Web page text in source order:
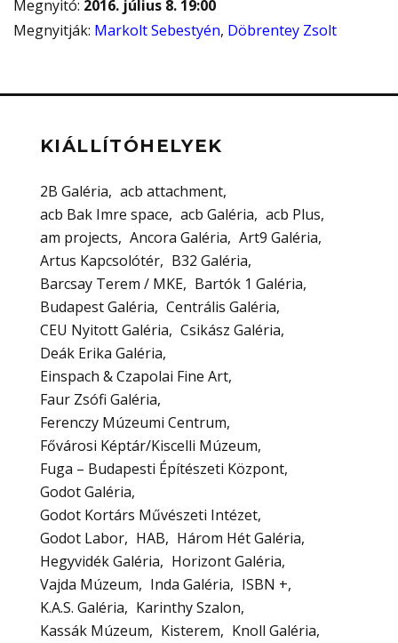
Megnyitó: 2016. július 8. 19:00
Megnyitják: Markolt Sebestyén, Döbrentey Zsolt
KIÁLLÍTÓHELYEK
2B Galéria
acb attachment
acb Bak Imre space
acb Galéria
acb Plus
am projects
Ancora Galéria
Art9 Galéria
Artus Kapcsolótér
B32 Galéria
Barcsay Terem / MKE
Bartók 1 Galéria
Budapest Galéria
Centrális Galéria
CEU Nyitott Galéria
Csikász Galéria
Deák Erika Galéria
Einspach & Czapolai Fine Art
Faur Zsófi Galéria
Ferenczy Múzeumi Centrum
Fővárosi Képtár/Kiscelli Múzeum
Fuga – Budapesti Építészeti Központ
Godot Galéria
Godot Kortárs Művészeti Intézet
Godot Labor
HAB
Három Hét Galéria
Hegyvidék Galéria
Horizont Galéria
Vajda Múzeum
Inda Galéria
ISBN +
K.A.S. Galéria
Karinthy Szalon
Kassák Múzeum
Kisterem
Knoll Galéria